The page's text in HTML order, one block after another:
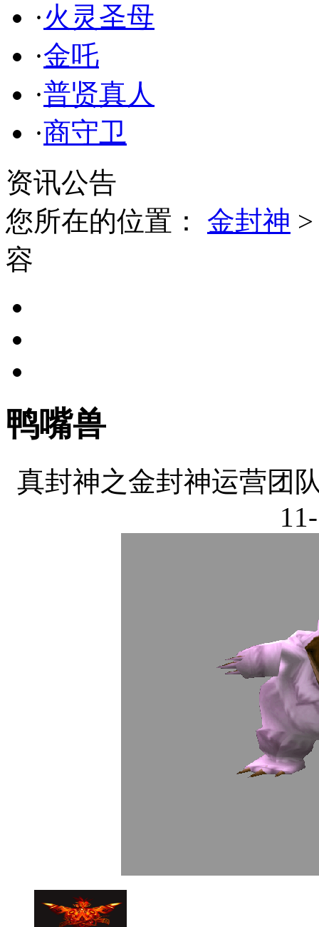
·火灵圣母
·金吒
·普贤真人
·商守卫
资讯公告
您所在的位置： 金封神
容
鸭嘴兽
真封神之金封神运营团